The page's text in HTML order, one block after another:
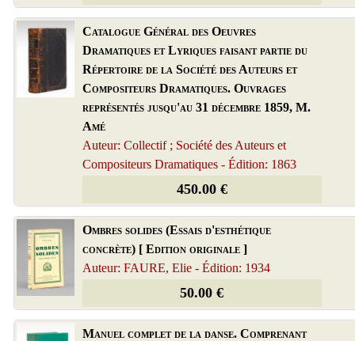
Catalogue Général des Oeuvres
Dramatiques et Lyriques faisant partie du
Répertoire de la Société des Auteurs et
Compositeurs Dramatiques. Ouvrages
représentés jusqu'au 31 décembre 1859, M.
Amé
Auteur: Collectif ; Société des Auteurs et
Compositeurs Dramatiques - Édition: 1863
450.00 €
Ombres solides (Essais d'esthétique
concrète) [ Edition originale ]
Auteur: FAURE, Elie - Édition: 1934
50.00 €
Manuel complet de la danse. Comprenant